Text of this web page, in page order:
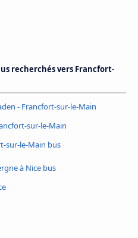
recherchés vers Francfort-
- Francfort-sur-le-Main
sur-le-Main
sur-le-Main bus
à Nice bus